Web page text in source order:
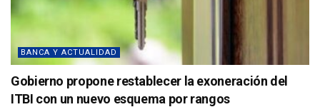
BANCA Y ACTUALIDAD
Gobierno propone restablecer la exoneración del
ITBI con un nuevo esquema por rangos